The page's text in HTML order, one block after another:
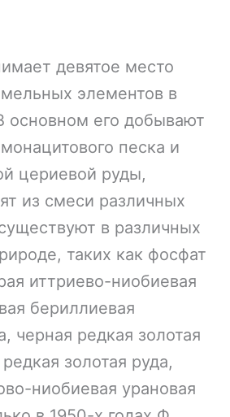
девятое место
элементов в
основном его добывают
песка и
цериевой руды,
из смеси различных
в различных
таких как фосфат
иттриево-ниобиевая
бериллиевая
черная редкая золотая
золотая руда,
ниобиевая урановая